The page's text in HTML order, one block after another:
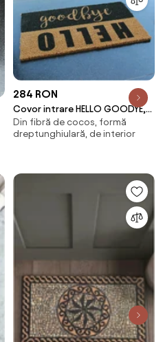
284 RON
Covor intrare HELLO GOODYE,
70x40 cm, forma
dreptunghiulara, fibra de
Din fibră de cocos, formă
dreptunghiulară, de interior